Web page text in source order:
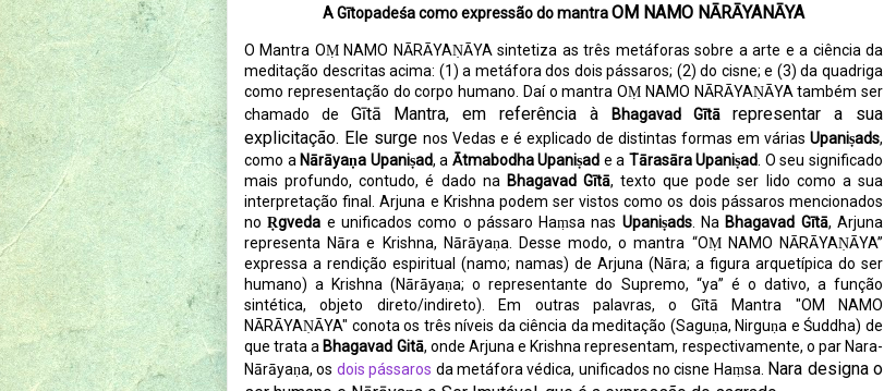
AGītopadeśa como expressão do mantraOM NAMO NĀRĀYANĀYA
O Mantra OṂ NAMO NĀRĀYAṆĀYA sintetiza as três metáforas sobre a arte e a ciência da
meditação descritas acima: (1) a metáfora dos dois pássaros; (2) do cisne; e (3) da quadriga
como representação do corpo humano. Daí o mantra OṂ NAMO NĀRĀYAṆĀYA também ser
chamado de Gītā Mantra, em referência à Bhagavad Gītārepresentar a sua
explicitação. Ele surge nos Vedas e é explicado de distintas formas em várias Upaniṣads,
como a Nārāyaṇa Upaniṣad, a Ātmabodha Upaniṣad e a Tārasāra Upaniṣad . O seu significado
mais profundo, contudo, é dado na Bhagavad Gītā, texto que pode ser lido como a sua
interpretação final. Arjuna e Krishna podem ser vistos como os dois pássaros mencionados
noṚgveda e unificados como o pássaro Haṃsa nas Upaniṣads. Na Bhagavad Gītā, Arjuna
representa Nāra e Krishna, Nārāyaṇa. Desse modo, o mantra “OṂ NAMO NĀRĀYAṆĀYA”
expressa a rendição espiritual (namo; namas) de Arjuna (Nāra; a figura arquetípica do ser
humano) a Krishna (Nārāyaṇa; o representante do Supremo, “ya” é o dativo, a função
sintética, objeto direto/indireto). Em outras palavras, o Gītā Mantra "OM NAMO
NĀRĀYAṆĀYA" conota os três níveis da ciência da meditação (Saguṇa, Nirguṇa e Śuddha) de
que trata a Bhagavad Gitā, onde Arjuna e Krishna representam, respectivamente, o par Nara-
Nārāyaṇa, os dois pássaros da metáfora védica, unificados no cisne Haṃsa. Nara designa o